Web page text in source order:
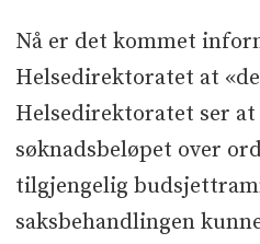
Nå er det kommet
Helsedirektoratet at
Helsedirektoratet ser at
søknadsbeløpet over
tilgjengelig
saksbehandlingen